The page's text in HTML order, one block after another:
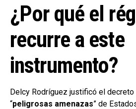
¿Por qué el
recurre a este
instrumento?
Delcy Rodríguez justificó el decreto
“peligrosas amenazas” de